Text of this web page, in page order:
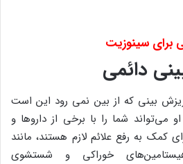
برای سینوزیت
دائمی
بینی که از بین نمی رود این است
شما را با برخی از داروها و
کمک به رفع علائم لازم هستند، مانند
خوراکی و شستشوی